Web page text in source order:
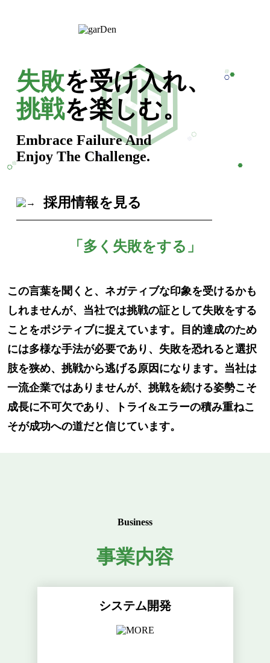
失敗を受け入れ、
挑戦を楽しむ。
Embrace Failure And
Enjoy The Challenge.
採用情報を見る
「多く失敗をする」
この言葉を聞くと、ネガティブな印象を受けるかも
しれませんが、当社では挑戦の証として失敗をする
ことをポジティブに捉えています。目的達成のため
には多様な手法が必要であり、失敗を恐れると選択
肢を狭め、挑戦から逃げる原因になります。当社は
一流企業ではありませんが、挑戦を続ける姿勢こそ
成長に不可欠であり、トライ&エラーの積み重ねこ
そが成功への道だと信じています。
Business
事業内容
システム開発